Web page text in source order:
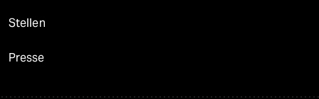
Stellen
Presse